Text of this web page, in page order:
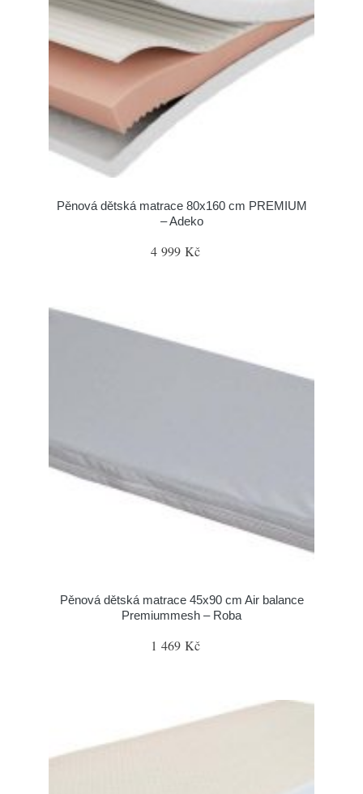
Pěnová dětská matrace 80x160 cm PREMIUM
– Adeko
4 999 Kč
Pěnová dětská matrace 45x90 cm Air balance
Premiummesh – Roba
1 469 Kč